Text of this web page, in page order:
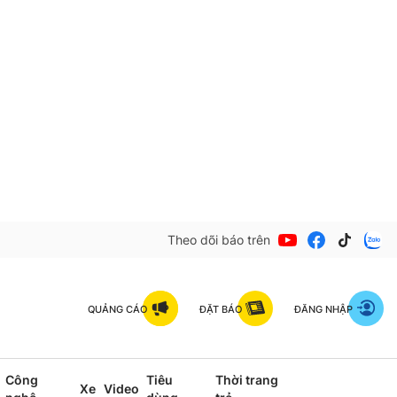
Theo dõi báo trên
QUẢNG CÁO ĐẶT BÁO ĐĂNG NHẬP
Công
Xe Video
Tiêu
Thời trang